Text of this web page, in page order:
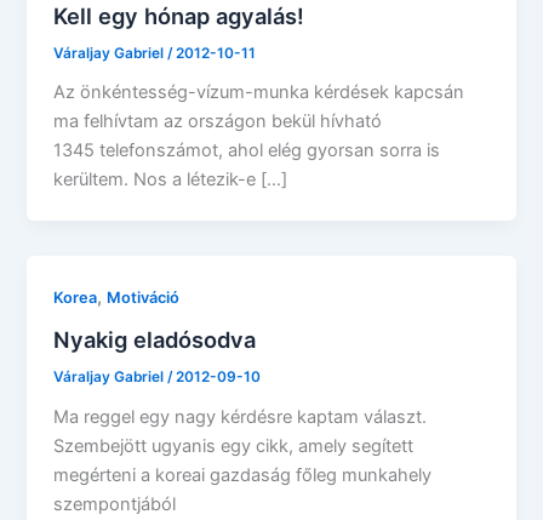
Kell egy hónap agyalás!
Váraljay Gabriel /2012-10-11
Az önkéntesség-vízum-munka kérdések kapcsán
ma felhívtam az országon bekül hívható
1345 telefonszámot, ahol elég gyorsan sorra is
kerültem. Nos a létezik-e […]
Korea, Motiváció
Nyakig eladósodva
Váraljay Gabriel/2012-09-10
Ma reggel egy nagy kérdésre kaptam választ.
Szembejött ugyanis egy cikk, amely segített
megérteni a koreai gazdaság főleg munkahely
szempontjából